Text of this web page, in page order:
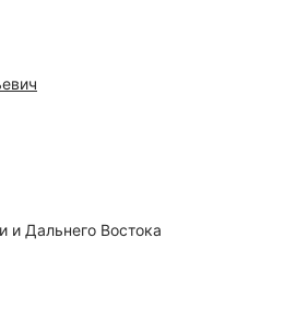
и Дальнего Востока